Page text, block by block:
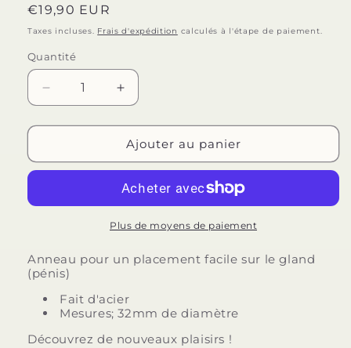
Prix
habituel
€19,90 EUR
Taxes incluses. Frais d'expédition calculés à l'étape de paiement.
Quantité
Quantité
Réduire
la
quantité
METAL
ANNEAU
ÉTOUPE
MÉTALLIQUE
DUR
32MM
Augmenter
la
quantité
de
METAL
-
ANNEAU
DE
ÉTOUPE
32MM
Ajouter au panier
Plus de moyens de paiement
Anneau pour un placement facile sur le gland
(pénis)
Fait d'acier
Mesures; 32mm de diamètre
Découvrez de nouveaux plaisirs !